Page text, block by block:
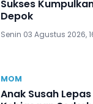
Sukses
Depok
Senin 03 Agustus 2026,
MOM
Anak Susah